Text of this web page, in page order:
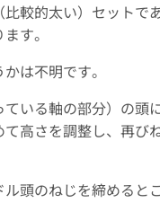
較的太い）セットで
す。
は不明です。
いる軸の部分）の頭
高さを調整し、再び
頭のねじを締めると